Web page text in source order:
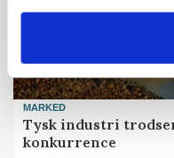
MARKED
Tysk industri
konkurrence